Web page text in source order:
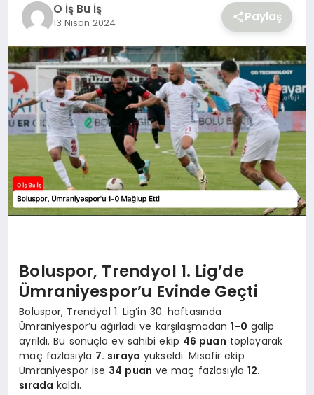
YAŞAM
O İş Bu İş
13 Nisan 2024 Paylaş
Boluspor, Trendyol 1. Lig’de
Ümraniyespor’u Evinde Geçti
Boluspor, Trendyol 1. Lig’in 30. haftasında
Ümraniyespor’u ağırladı ve karşılaşmadan1-0 galip
ayrıldı. Bu sonuçla ev sahibi ekip 46 puan toplayarak
maç fazlasıyla 7. sıraya yükseldi. Misafir ekip
Ümraniyespor ise 34 puan ve maç fazlasıyla 12.
sırada kaldı.